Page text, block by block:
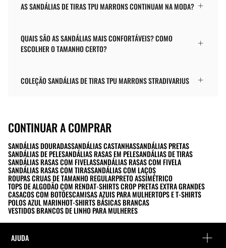
AS SANDÁLIAS DE TIRAS TPU MARRONS CONTINUAM NA MODA?
QUAIS SÃO AS SANDÁLIAS MAIS CONFORTÁVEIS? COMO
ESCOLHER O TAMANHO CERTO?
COLEÇÃO SANDÁLIAS DE TIRAS TPU MARRONS STRADIVARIUS
CONTINUAR A COMPRAR
SANDÁLIAS DOURADASSANDÁLIAS CASTANHASSANDÁLIAS PRETAS
SANDÁLIAS DE PELESANDÁLIAS RASAS EM PELESANDÁLIAS DE TIRAS
SANDÁLIAS RASAS COM FIVELASSANDÁLIAS RASAS COM FIVELA
SANDÁLIAS RASAS COM TIRASSANDÁLIAS COM LAÇOS
ROUPAS CRUAS DE TAMANHO REGULARPRETO ASSIMÉTRICO
TOPS DE ALGODÃO COM RENDAT-SHIRTS CROP PRETAS EXTRA GRANDES
CASACOS COM BOTÕESCAMISAS AZUIS PARA MULHERTOPS E T-SHIRTS
POLOS AZUL MARINHOT-SHIRTS BÁSICAS BRANCAS
VESTIDOS BRANCOS DE LINHO PARA MULHERES
AJUDA